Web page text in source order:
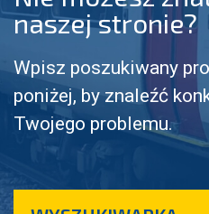
naszej stronie?
Wpisz poszukiwany
poniżej, by znaleźć
Twojego problemu.